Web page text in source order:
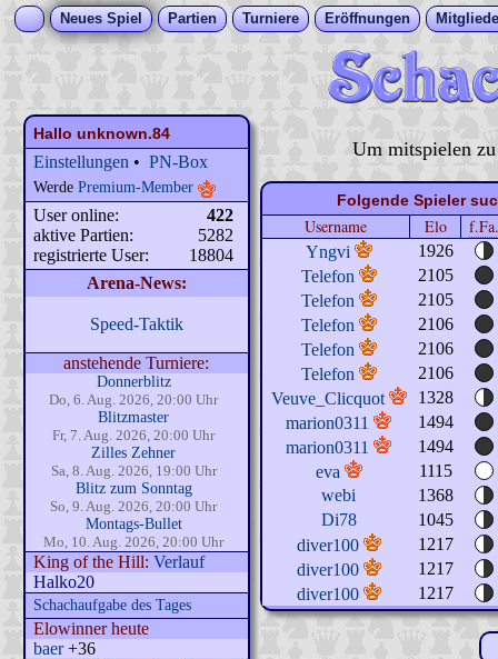
Neues Spiel Partien Turniere Eröffnungen
Hallo unknown.84
Einstellungen • PN-Box
Werde Premium-Member
User online:
422
aktive Partien:
5282
registrierte User:
18804
Arena-News:
Speed-Taktik
anstehende Turniere:
Donnerblitz
Do, 6. Aug. 2026, 20:00 Uhr
Blitzmaster
Fr, 7. Aug. 2026, 20:00 Uhr
Zilles Zehner
Sa, 8. Aug. 2026, 19:00 Uhr
Blitz zum Sonntag
So, 9. Aug. 2026, 20:00 Uhr
Montags-Bullet
Mo, 10. Aug. 2026, 20:00 Uhr
King of the Hill: Verlauf
Halko20
Schachaufgabe des Tages
Elowinner heute
baer+36
Um mitspielen
Folgende Spieler
Username Elo f.Fa.
Yngvi
1926
Telefon
2105
Telefon
2105
Telefon
2106
Telefon
2106
Telefon
2106
Veuve_Clicquot
1328
marion0311
1494
marion0311
1494
eva
1115
webi
1368
Di78
1045
diver100
1217
diver100
1217
diver100
1217